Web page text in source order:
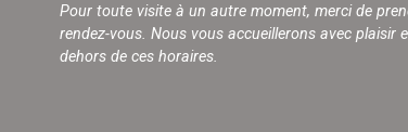
Pour toute visite à un autre moment, merci de
rendez-vous. Nous vous accueillerons avec plaisir
dehors de ces horaires.